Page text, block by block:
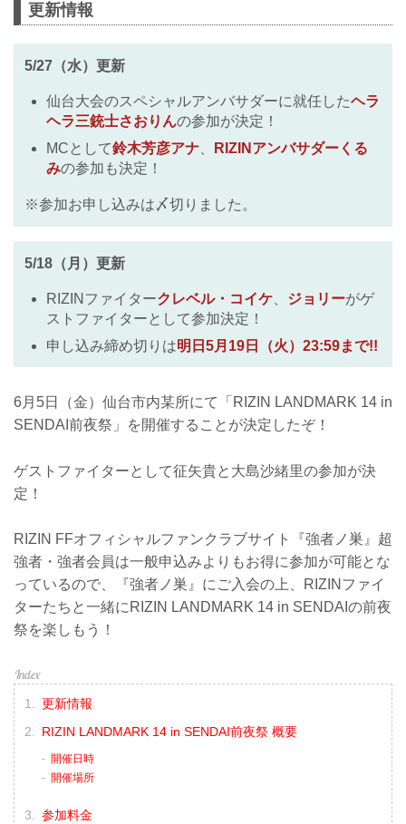
更新情報
5/27（水）更新
仙台大会のスペシャルアンバサダーに就任したヘラ
ヘラ三銃士さおりんの参加が決定！
MCとして鈴木芳彦アナ
RIZINアンバサダーくる
みの参加も決定！
※参加お申し込みは〆切りました。
5/18（月）更新
RIZINファイタークレベル・コイケ ジョリーがゲ
ストファイターとして参加決定！
申し込み締め切りは明日5月19日（火）23:59まで!!
6月5日（金）仙台市内某所にて「RIZIN LANDMARK 14 in
SENDAI前夜祭」を開催することが決定したぞ！
ゲストファイターとして征矢貴と大島沙緒里の参加が決
定！
RIZIN FFオフィシャルファンクラブサイト『強者ノ巣』超
強者・強者会員は一般申込みよりもお得に参加が可能とな
っているので、『強者ノ巣』にご入会の上、RIZINファイ
ターたちと一緒にRIZIN LANDMARK 14 in SENDAIの前夜
祭を楽しもう！
更新情報
RIZIN LANDMARK 14 in SENDAI前夜祭 概要
開催日時
開催場所
参加料金